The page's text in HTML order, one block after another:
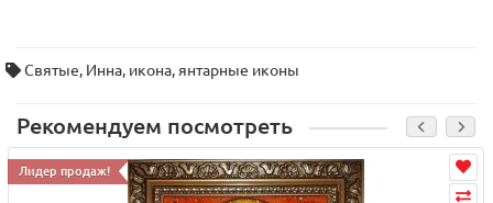
Святые, Инна, икона,янтарные иконы
Рекомендуем посмотреть
Лидер продаж!